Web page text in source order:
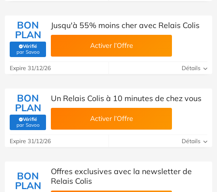
BON
PLAN
Vérifié
par Savoo(Vérifié par Savoo)
Jusqu'à 55% moins cher avec Relais Colis
Activer l’Offre
Expire 31/12/26 Détails
BON
PLAN
Vérifié
par Savoo(Vérifié par Savoo)
Un Relais Colis à 10 minutes de chez vous
Activer l’Offre
Expire 31/12/26 Détails
BON
PLAN
Offres exclusives avec la newsletter de
Relais Colis